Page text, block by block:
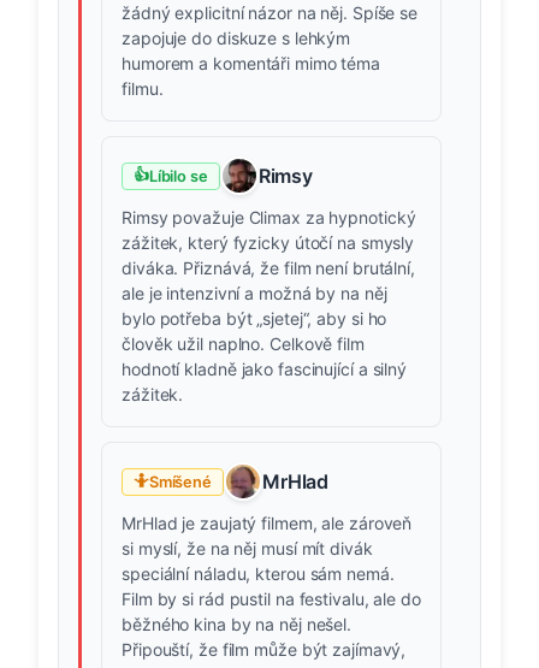
žádný explicitní názor na něj. Spíše se
zapojuje do diskuze s lehkým
humorem a komentáři mimo téma
filmu.
👍Líbilo se Rimsy
Rimsy považuje Climax za hypnotický
zážitek, který fyzicky útočí na smysly
diváka. Přiznává, že film není brutální,
ale je intenzivní a možná by na něj
bylo potřeba být „sjetej“, aby si ho
člověk užil naplno. Celkově film
hodnotí kladně jako fascinující a silný
zážitek.
🤷Smíšené MrHlad
MrHlad je zaujatý filmem, ale zároveň
si myslí, že na něj musí mít divák
speciální náladu, kterou sám nemá.
Film by si rád pustil na festivalu, ale do
běžného kina by na něj nešel.
Připouští, že film může být zajímavý,